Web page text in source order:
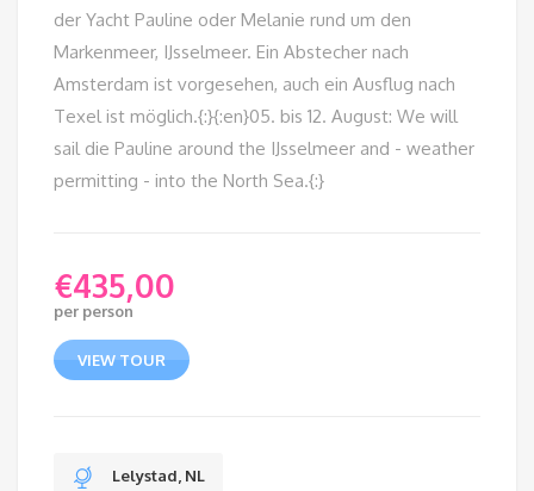
der Yacht Pauline oder Melanie rund um den
Markenmeer, IJsselmeer. Ein Abstecher nach
Amsterdam ist vorgesehen, auch ein Ausflug nach
Texel ist möglich.{:}{:en}05. bis 12. August: We will
sail die Pauline around the IJsselmeer and - weather
permitting - into the North Sea.{:}
€435,00
per person
VIEW TOUR
Lelystad, NL